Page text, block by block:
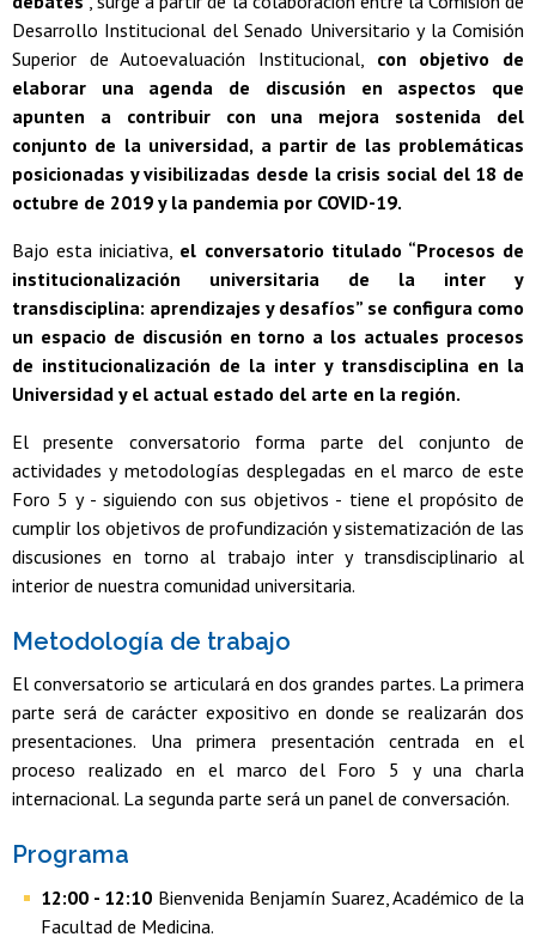
Desarrollo Institucional del Senado Universitario y la Comisión
Superior de Autoevaluación Institucional, con objetivo de
elaborar una agenda de discusión en aspectos que
apunten a contribuir con una mejora sostenida del
conjunto de la universidad, a partir de las problemáticas
posicionadas y visibilizadas desde la crisis social del 18 de
octubre de 2019 y la pandemia por COVID-19.
Bajo esta iniciativa, el conversatorio titulado “Procesos de
institucionalización universitaria de la inter y
transdisciplina: aprendizajes y desafíos” se configura como
un espacio de discusión en torno a los actuales procesos
de institucionalización de la inter y transdisciplina en la
Universidad y el actual estado del arte en la región.
El presente conversatorio forma parte del conjunto de
actividades y metodologías desplegadas en el marco de este
Foro 5 y - siguiendo con sus objetivos - tiene el propósito de
cumplir los objetivos de profundización y sistematización de las
discusiones en torno al trabajo inter y transdisciplinario al
interior de nuestra comunidad universitaria.
Metodología de trabajo
El conversatorio se articulará en dos grandes partes. La primera
parte será de carácter expositivo en donde se realizarán dos
presentaciones. Una primera presentación centrada en el
proceso realizado en el marco del Foro 5 y una charla
internacional. La segunda parte será un panel de conversación.
Programa
12:00 - 12:10 Bienvenida Benjamín Suarez, Académico de la
Facultad de Medicina.